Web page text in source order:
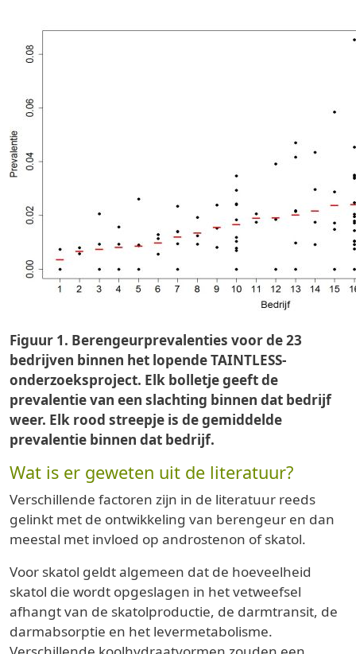
Figuur 1. Berengeurprevalenties voor de 23
bedrijven binnen het lopende TAINTLESS-
onderzoeksproject. Elk bolletje geeft de
prevalentie van een slachting binnen dat bedrijf
weer. Elk rood streepje is de gemiddelde
prevalentie binnen dat bedrijf.
Wat is er geweten uit de literatuur?
Verschillende factoren zijn in de literatuur reeds
gelinkt met de ontwikkeling van berengeur en dan
meestal met invloed op androstenon of skatol.
Voor skatol geldt algemeen dat de hoeveelheid
skatol die wordt opgeslagen in het vetweefsel
afhangt van de skatolproductie, de darmtransit, de
darmabsorptie en het levermetabolisme.